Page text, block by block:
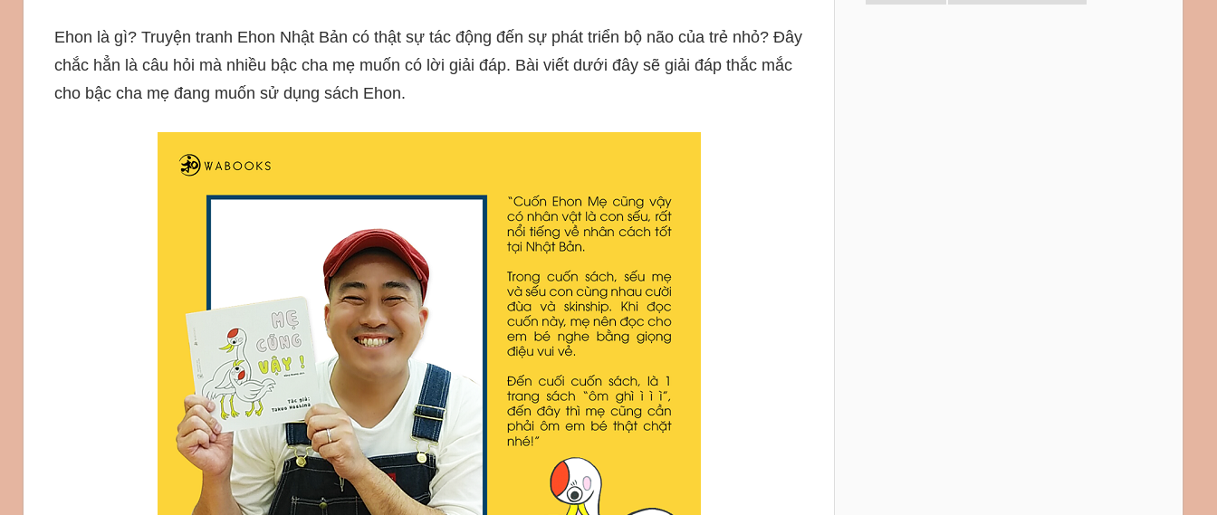
Ehon là gì? Truyện tranh Ehon Nhật Bản có thật sự tác động đến sự phát triển bộ não của trẻ nhỏ? Đây
chắc hẳn là câu hỏi mà nhiều bậc cha mẹ muốn có lời giải đáp. Bài viết dưới đây sẽ giải đáp thắc mắc
cho bậc cha mẹ đang muốn sử dụng sách Ehon.